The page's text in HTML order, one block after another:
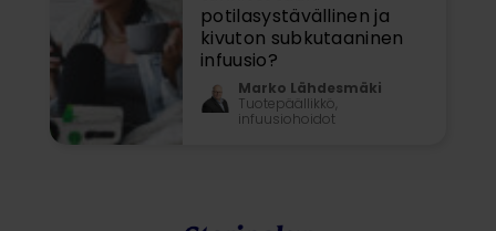
potilasystävällinen ja
kivuton subkutaaninen
infuusio?
Marko Lähdesmäki
Tuotepäällikkö,
infuusiohoidot